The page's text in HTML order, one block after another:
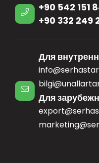
+90 542 151
+90 332 249
Для
Для